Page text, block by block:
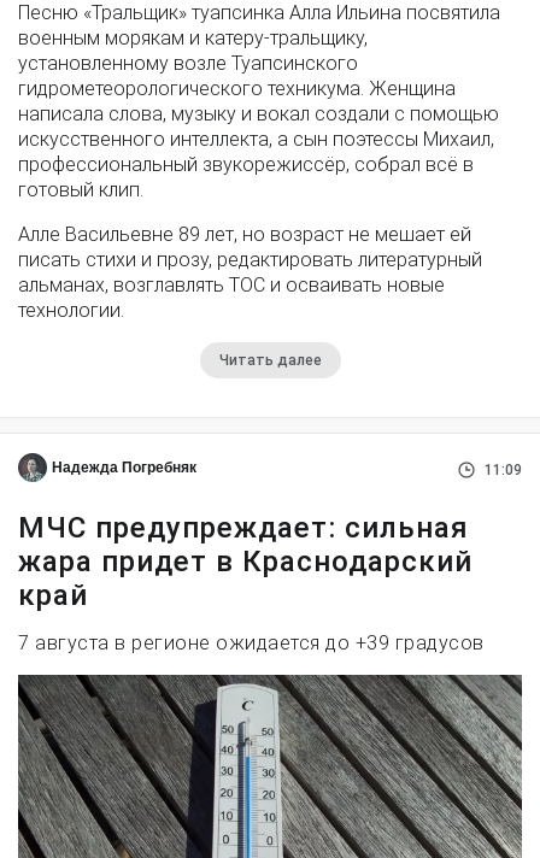
Песню «Тральщик» туапсинка Алла Ильина посвятила
военным морякам и катеру-тральщику,
установленному возле Туапсинского
гидрометеорологического техникума. Женщина
написала слова, музыку и вокал создали с помощью
искусственного интеллекта, а сын поэтессы Михаил,
профессиональный звукорежиссёр, собрал всё в
готовый клип.
Алле Васильевне 89 лет, но возраст не мешает ей
писать стихи и прозу, редактировать литературный
альманах, возглавлять ТОС и осваивать новые
технологии.
Читать далее
Надежда Погребняк 11:09
МЧС предупреждает: сильная
жара придет в Краснодарский
край
7 августа в регионе ожидается до +39 градусов